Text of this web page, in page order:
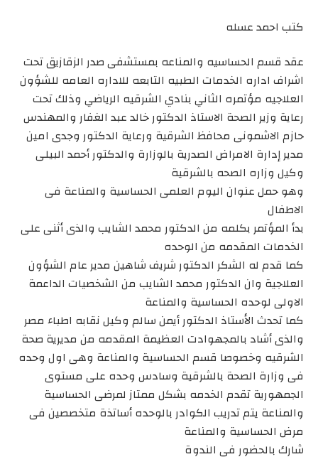
كتب احمد عسله
عقد قسم الحساسيه والمناعه بمستشفى صدر الزقازيق تحت
اشراف اداره الخدمات الطبيه التابعه للاداره العامه للشؤون
العلاجيه مؤتمره الثاني بنادي الشرقيه الرياضي وذلك تحت
رعاية وزير الصحة الاستاذ الدكتور خالد عبد الغفار والمهندس
حازم الاشمونى محافظ الشرقية ورعاية الدكتور وجدى امين
مدير إدارة الامراض الصدرية بالوزارة والدكتور أحمد البيلى
وكيل وزاره الصحه بالشرقية
وهو حمل عنوان اليوم العلمى الحساسية والمناعة فى
الاطفال
بدأ المؤتمر بكلمه من الدكتور محمد الشايب والذى أثنى على
الخدمات المقدمه من الوحده
كما قدم له الشكر الدكتور شريف شاهين مدير عام الشؤون
العلاجية وان الدكتور محمد الشايب من الشخصيات الداعمة
الاولى لوحده الحساسية والمناعة
كما تحدث الأستاذ الدكتور أيمن سالم وكيل نقابه اطباء مصر
والذى أشاد بالمجهوادت العظيمة المقدمه من مديرية صحة
الشرقيه وخصوصا قسم الحساسية والمناعة وهى اول وحده
فى وزارة الصحة بالشرقية وسادس وحده على مستوى
الجمهورية تقدم الخدمه بشكل ممتاز لمرضى الحساسية
والمناعة يتم تدريب الكوادر بالوحده أساتذة متخصصين فى
مرض الحساسية والمناعة
شارك بالحضور فى الندوة